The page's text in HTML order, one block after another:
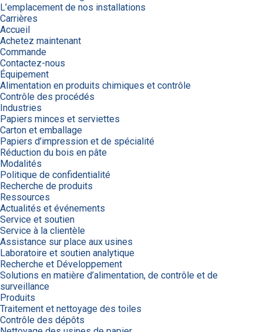
L’emplacement de nos installations
Carrières
Accueil
Achetez maintenant
Commande
Contactez-nous
Équipement
Alimentation en produits chimiques et contrôle
Contrôle des procédés
Industries
Papiers minces et serviettes
Carton et emballage
Papiers d’impression et de spécialité
Réduction du bois en pâte
Modalités
Politique de confidentialité
Recherche de produits
Ressources
Actualités et événements
Service et soutien
Service à la clientèle
Assistance sur place aux usines
Laboratoire et soutien analytique
Recherche et Développement
Solutions en matière d’alimentation, de contrôle et de
surveillance
Produits
Traitement et nettoyage des toiles
Contrôle des dépôts